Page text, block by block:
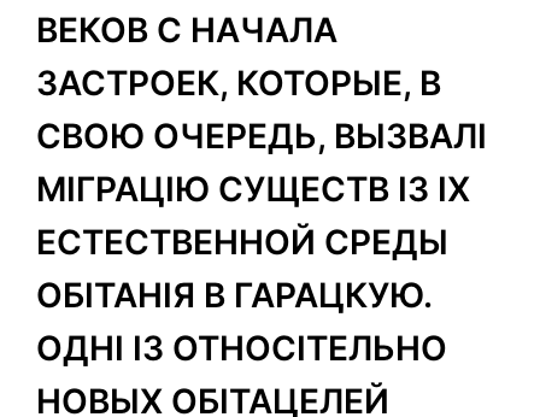
ВЕКОВ С НАЧАЛА
ЗАСТРОЕК, КОТОРЫЕ, В
СВОЮ ОЧЕРЕДЬ, ВЫЗВАЛІ
МІГРАЦІЮ СУЩЕСТВ ІЗ ІХ
ЕСТЕСТВЕННОЙ СРЕДЫ
ОБІТАНІЯ В ГАРАЦКУЮ.
ОДНІ ІЗ ОТНОСІТЕЛЬНО
НОВЫХ ОБІТАЦЕЛЕЙ